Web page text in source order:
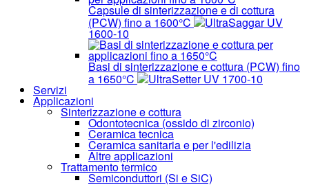
Capsule di sinterizzazione e di cottura
(PCW) fino a 1600°C UltraSaggar UV
1600-10
Basi di sinterizzazione e cottura (PCW) fino
a 1650°C UltraSetter UV 1700-10
Servizi
Applicazioni
Sinterizzazione e cottura
Odontotecnica (ossido di zirconio)
Ceramica tecnica
Ceramica sanitaria e per l'edilizia
Altre applicazioni
Trattamento termico
Semiconduttori (Si e SiC)